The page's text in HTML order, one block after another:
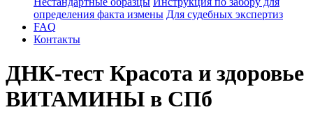
определения факта измены Для судебных экспертиз
FAQ
Контакты
ДНК-тест Красота и здоровье
ВИТАМИНЫ в СПб